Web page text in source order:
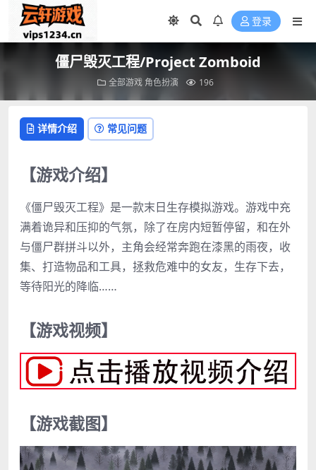
登录
僵尸毁灭工程/Project Zomboid
全部游戏 角色扮演 196
详情介绍 常见问题
【游戏介绍】
《僵尸毁灭工程》是一款末日生存模拟游戏。游戏中充
满着诡异和压抑的气氛，除了在房内短暂停留，和在外
与僵尸群拼斗以外，主角会经常奔跑在漆黑的雨夜，收
集、打造物品和工具，拯救危难中的女友，生存下去，
等待阳光的降临……
【游戏视频】
【游戏截图】